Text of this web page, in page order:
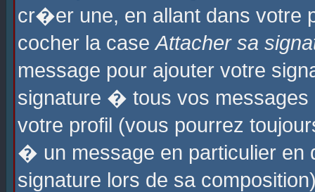
cr�er une, en allant dans
cocher la caseAttacher sa
message pour ajouter votre
signature � tous vos
votre profil (vous pourrez
� un message en particulier
signature lors de sa